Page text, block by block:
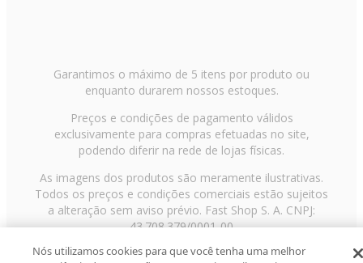
Garantimos o máximo de 5 itens por produto ou
enquanto durarem nossos estoques.
Preços e condições de pagamento válidos
exclusivamente para compras efetuadas no site,
podendo diferir na rede de lojas físicas.
As imagens dos produtos são meramente ilustrativas.
Todos os preços e condições comerciais estão sujeitos
a alteração sem aviso prévio. Fast Shop S. A. CNPJ:
43.708.379/0001-00
Avenida Zaki Narchi, nº 1650, sobreloja, Carandiru, São
Nós utilizamos cookies para que você tenha uma melhor